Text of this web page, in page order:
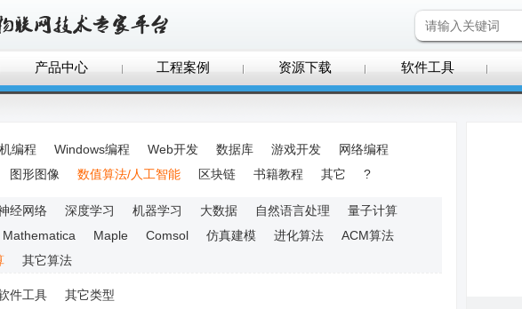
产品中心 工程案例 资源下载 软件工具
编程 Windows编程 Web开发 数据库 游戏开发
网络编程
图形图像 数值算法/人工智能 区块链 书籍教程 其它 ?
经网络 深度学习 机器学习 大数据 自然语言处理
量子计算
Mathematica Maple Comsol 仿真建模 进化算法
ACM算法
其它算法
件工具 其它类型